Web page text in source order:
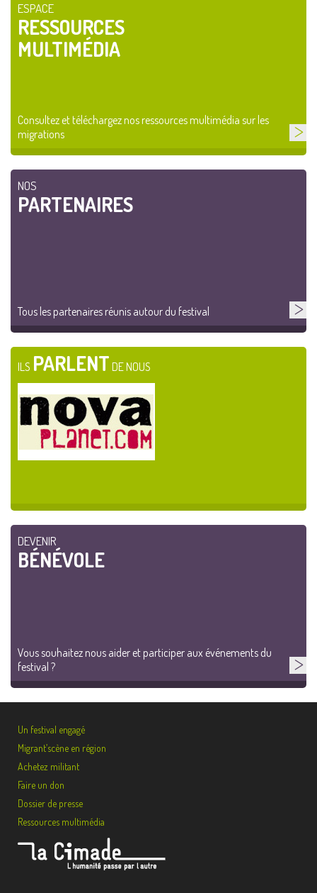
ESPACE
RESSOURCES
MULTIMÉDIA
Consultez et téléchargez nos ressources multimédia sur les
migrations
NOS
PARTENAIRES
Tous les partenaires réunis autour du festival
ILS PARLENT DE NOUS
DEVENIR
BÉNÉVOLE
Vous souhaitez nous aider et participer aux événements du
festival ?
Un festival engagé
Migrant’scène en région
Achetez militant
Faire un don
Dossier de presse
Ressources multimédia